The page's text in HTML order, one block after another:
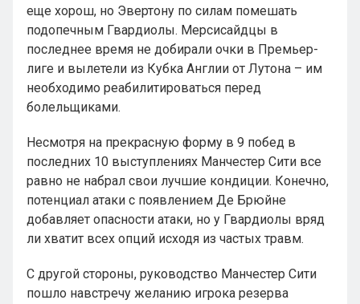
еще хорош, но Эвертону по силам помешать
подопечным Гвардиолы. Мерсисайдцы в
последнее время не добирали очки в Премьер-
лиге и вылетели из Кубка Англии от Лутона – им
необходимо реабилитироваться перед
болельщиками.
Несмотря на прекрасную форму в 9 побед в
последних 10 выступлениях Манчестер Сити все
равно не набрал свои лучшие кондиции. Конечно,
потенциал атаки с появлением Де Брюйне
добавляет опасности атаки, но у Гвардиолы вряд
ли хватит всех опций исходя из частых травм.
С другой стороны, руководство Манчестер Сити
пошло навстречу желанию игрока резерва